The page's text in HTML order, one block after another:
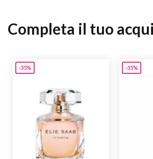
Completa il tuo
-35% -35%